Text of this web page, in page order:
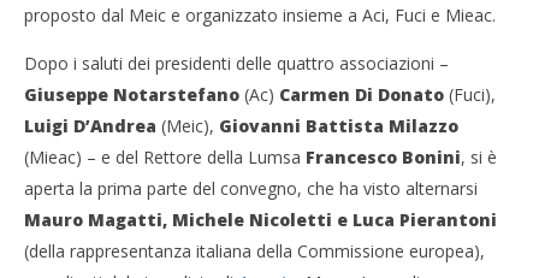
proposto dal Meic e organizzato insieme a Aci, Fuci e Mieac.
Dopo i saluti dei presidenti delle quattro associazioni –
Giuseppe Notarstefano (Ac) Carmen Di Donato (Fuci),
Luigi D’Andrea (Meic), Giovanni Battista Milazzo
(Mieac) – e del Rettore della Lumsa Francesco Bonini, si è
aperta la prima parte del convegno, che ha visto alternarsi
Mauro Magatti, Michele Nicoletti e Luca Pierantoni
(della rappresentanza italiana della Commissione europea),